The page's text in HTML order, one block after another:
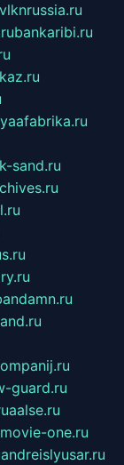
vlknrussia.ru
bankaribi.ru
sand.ru
guard.ru
aalse.ru
movie-one.ru
andreislyusar.ru